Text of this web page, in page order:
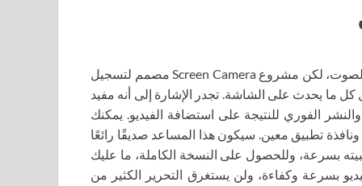
يوجد في العالم الحديث الكثير من برامج تحرير ملفات الفيديو والصوت، لكن مشروع Screen Camera مصمم لتسجيل
كل ما يحدث على الشاشة. تجدر الإشارة إلى أنه مفيد
الفوري للنتيجة على استضافة الفيديو. يمكنك
تطبيق معين. سيكون هذا المساعد صديقًا رائعًا
بسرعة، وللحصول على النسخة الكاملة، ما عليك
وكفاءة، ولن يستغرق التحرير الكثير من